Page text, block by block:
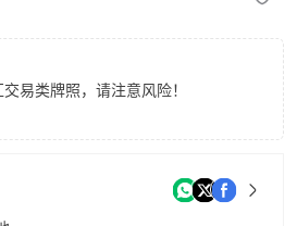
易类牌照，请注意风险！